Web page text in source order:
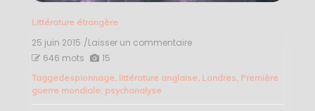
Littérature étrangère
25 juin 2015 /Laisser un commentaireon
l’aube
646 mots 15
Taggedespionnage, littérature anglaise, Londres Première
guerre mondiale, psychanalyse